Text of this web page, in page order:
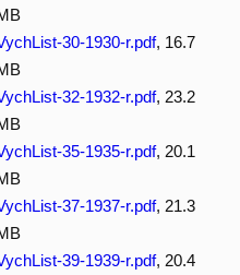
30-1930-r.pdf, 16.7
32-1932-r.pdf, 23.2
35-1935-r.pdf, 20.1
37-1937-r.pdf, 21.3
39-1939-r.pdf, 20.4